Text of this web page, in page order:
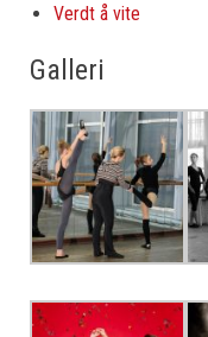
Verdt å vite
Galleri